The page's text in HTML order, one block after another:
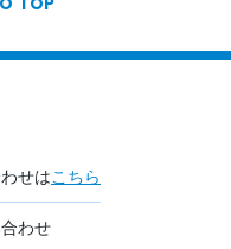
せはこちら
わせ